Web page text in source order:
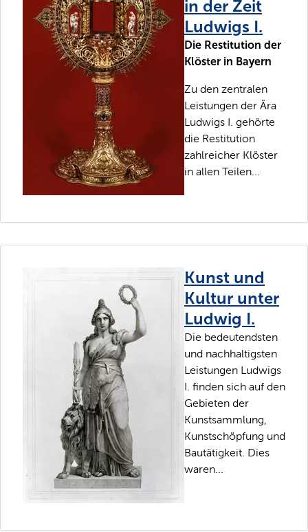
in der Zeit
Ludwigs I.
Die Restitution der
Klöster in Bayern
Zu den zentralen
Leistungen der Ära
Ludwigs I. gehörte
die Restitution
zahlreicher Klöster
in allen Teilen...
Kunst und
Kultur unter
Ludwig I.
Die bedeutendsten
und nachhaltigsten
Leistungen Ludwigs
I. finden sich auf den
Gebieten der
Kunstsammlung,
Kunstschöpfung und
Bautätigkeit. Dies
waren...